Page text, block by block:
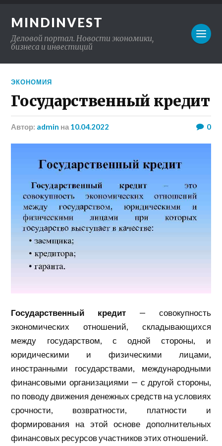
MINDINVEST
Деловой портал. Новости экономики,
бизнеса и инвестиций
ЭКОНОМИЯ
Государственный кредит
Автор: admin на 10.04.2022 0
Государственный кредит — совокупность
экономических отношений, складывающихся
между государством, с одной стороны, и
юридическими и физическими лицами,
иностранными государствами, международными
финансовыми организациями — с другой стороны,
по поводу движения денежных средств на условиях
срочности, возвратности, платности и
формирования на этой основе дополнительных
финансовых ресурсов участников этих отношений.